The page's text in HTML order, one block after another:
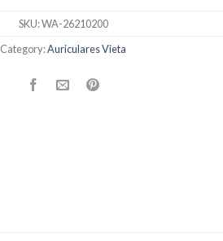
SKU:WA-26210200
Category:Auriculares Vieta